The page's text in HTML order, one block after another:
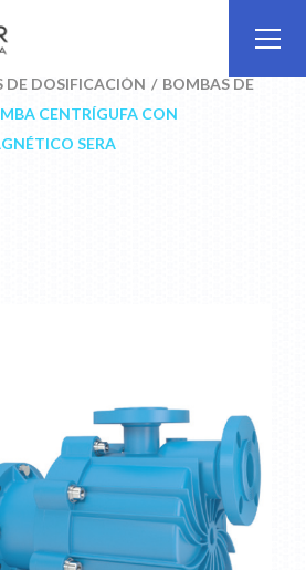
DE DOSIFICACIÓN
BOMBAS DE
CENTRÍGUFA CON
SERA